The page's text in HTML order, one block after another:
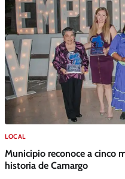
LOCAL
Municipio reconoce a cinco
historia de Camargo